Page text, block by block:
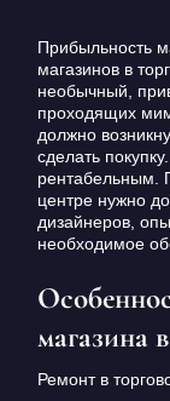
Прибыльность
магазинов в
необычный,
проходящих
должно
сделать
рентабельным.
центре нужно
дизайнеров,
необходимое
магазина
Ремонт в